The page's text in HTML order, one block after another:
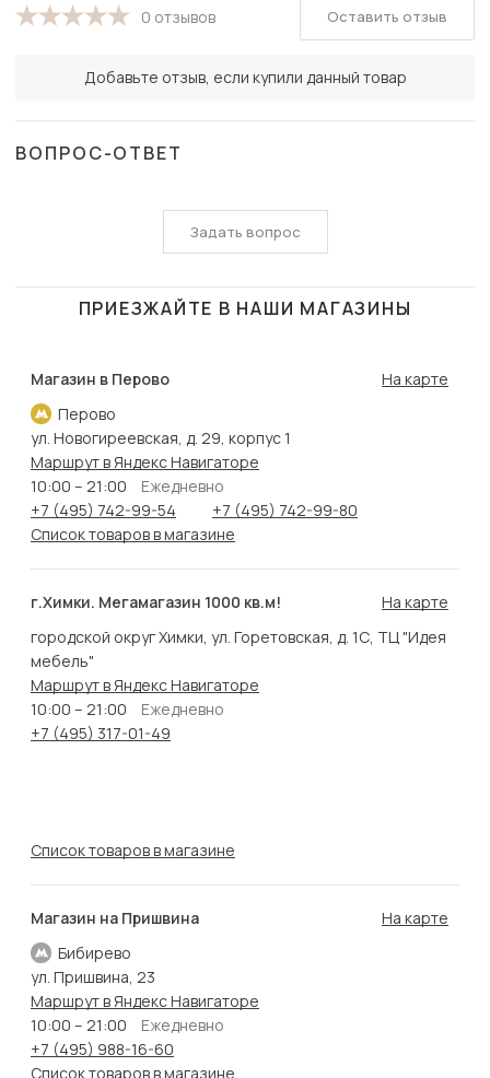
0 отзывов
Добавьте отзыв, если купили данный товар
Оставить отзыв
ВОПРОС-ОТВЕТ
Задать вопрос
ПРИЕЗЖАЙТЕ В НАШИ МАГАЗИНЫ
Магазин в Перово
Перово
На карте
ул. Новогиреевская, д. 29, корпус 1
Маршрут в Яндекс Навигаторе
10:00 – 21:00
Ежедневно
+7 (495) 742-99-54
+7 (495) 742-99-80
Список товаров в магазине
г.Химки. Мегамагазин 1000 кв.м!
На карте
городской округ Химки, ул. Горетовская, д. 1С, ТЦ "Идея
мебель"
Маршрут в Яндекс Навигаторе
10:00 – 21:00
Ежедневно
+7 (495) 317-01-49
Список товаров в магазине
Магазин на Пришвина
Бибирево
На карте
ул. Пришвина, 23
Маршрут в Яндекс Навигаторе
10:00 – 21:00
Ежедневно
+7 (495) 988-16-60
Список товаров в магазине